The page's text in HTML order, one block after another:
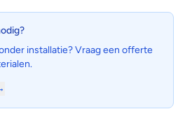
installatie? Vraag een offerte